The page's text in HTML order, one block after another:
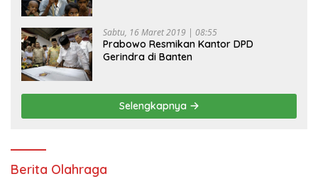
Sabtu, 16 Maret 2019 | 08:55
Prabowo Resmikan Kantor DPD
Gerindra di Banten
Selengkapnya
Berita Olahraga